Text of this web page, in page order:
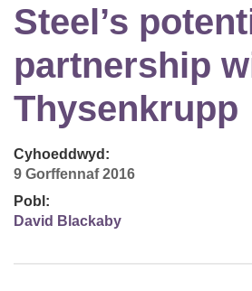
Steel’s
partnership
Thysenkrupp
Cyhoeddwyd:
9 Gorffennaf 2016
Pobl:
David Blackaby